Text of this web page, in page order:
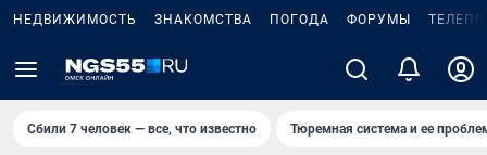
НЕДВИЖИМОСТЬ ЗНАКОМСТВА ПОГОДА ФОРУМЫ
Сбили 7 человек — все, что известно Тюремная система и ее